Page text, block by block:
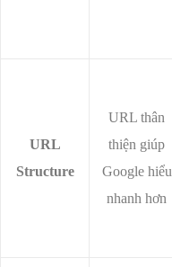
URL
Structure
URL thân
thiện giúp
Google hiểu
nhanh hơn